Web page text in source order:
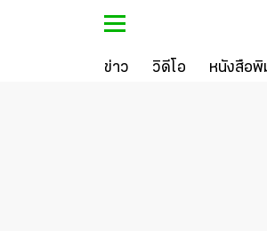
ข่าว วิดีโอ หนังสือ